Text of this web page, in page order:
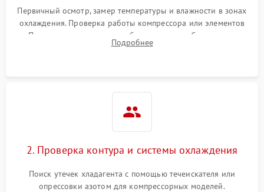
Первичный осмотр, замер температуры и влажности в зонах
охлаждения. Проверка работы компрессора или элементов
Пельтье, оценка уровня вибрации и шума. Считывание
ошибок с модуля управления.
Подробнее
2. Проверка контура и системы охлаждения
Поиск утечек хладагента с помощью течеискателя или
опрессовки азотом для компрессорных моделей.